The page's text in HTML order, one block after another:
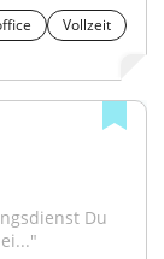
Vollzeit
Du